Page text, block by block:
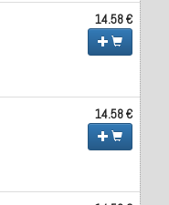
14.58 €
14.58 €